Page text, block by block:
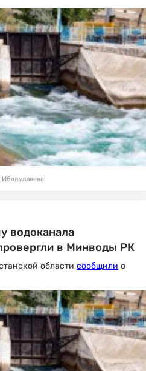
Ибадуллаева
водоканала
в Минводы РК
области сообщили о